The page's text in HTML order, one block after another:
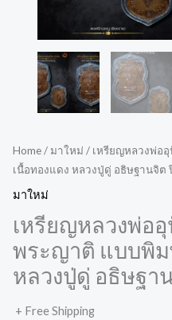
Home/ มาใหม่ / เหรียญหลวงพ่อ
เนื้อทองแดง หลวงปู่ดู่ อธิษฐานจิต
มาใหม่
เหรียญหลวงพ่อ
พระญาติ แบบพิม
หลวงปู่ดู่ อธิษฐา
+ Free Shipping